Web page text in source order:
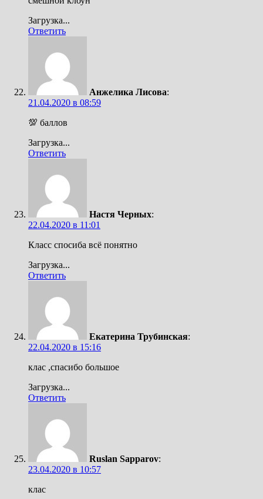
Загрузка...
Ответить
Анжелика Лисова:
21.04.2020 в 08:59
💯 баллов
Загрузка...
Ответить
Настя Черных:
22.04.2020 в 11:01
Класс спосиба всё понятно
Загрузка...
Ответить
Екатерина Трубинская:
22.04.2020 в 15:16
клас ,спасибо большое
Загрузка...
Ответить
Ruslan Sapparov:
23.04.2020 в 10:57
клас